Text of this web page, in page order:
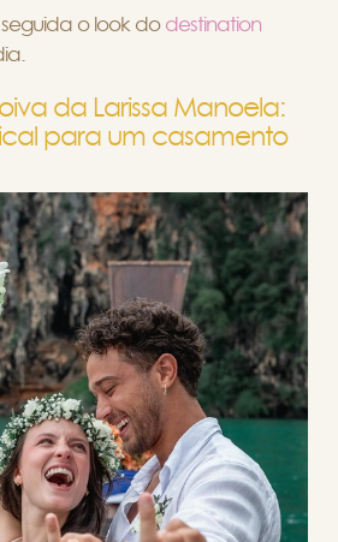
o look do destination
da Larissa Manoela:
para um casamento